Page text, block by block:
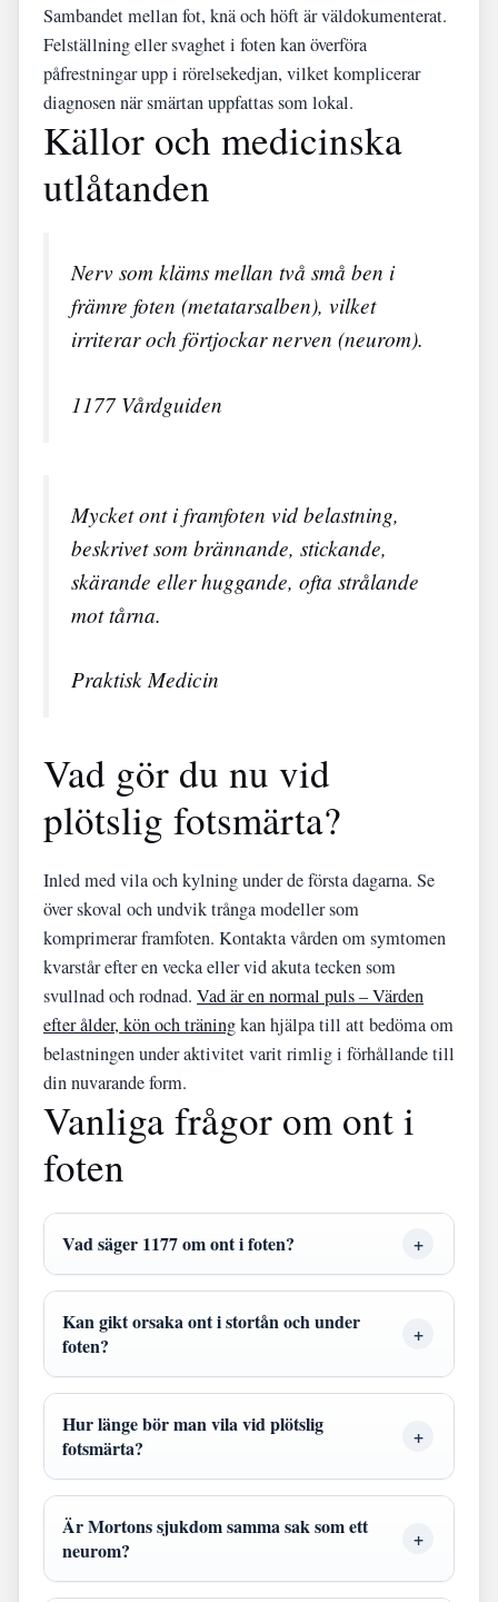
Sambandet mellan fot, knä och höft är väldokumenterat.
Felställning eller svaghet i foten kan överföra
påfrestningar upp i rörelsekedjan, vilket komplicerar
diagnosen när smärtan uppfattas som lokal.
Källor och medicinska
utlåtanden
Nerv som kläms mellan två små ben i
främre foten (metatarsalben), vilket
irriterar och förtjockar nerven (neurom).
1177 Vårdguiden
Mycket ont i framfoten vid belastning,
beskrivet som brännande, stickande,
skärande eller huggande, ofta strålande
mot tårna.
Praktisk Medicin
Vad gör du nu vid
plötslig fotsmärta?
Inled med vila och kylning under de första dagarna. Se
över skoval och undvik trånga modeller som
komprimerar framfoten. Kontakta vården om symtomen
kvarstår efter en vecka eller vid akuta tecken som
svullnad och rodnad. Vad är en normal puls – Värden
efter ålder, kön och träningkan hjälpa till att bedöma om
belastningen under aktivitet varit rimlig i förhållande till
din nuvarande form.
Vanliga frågor om ont i
foten
Vad säger 1177 om ont i foten?
Kan gikt orsaka ont i stortån och under
foten?
Hur länge bör man vila vid plötslig
fotsmärta?
Är Mortons sjukdom samma sak som ett
neurom?